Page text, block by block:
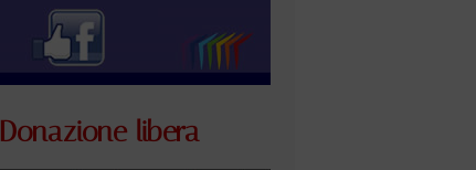
Donazione libera